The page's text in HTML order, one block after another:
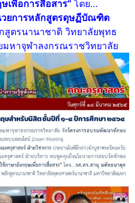
เพื่อการสื่อสาร” โดย…
ยการหลักสูตรดุษฏีบัณฑิต
สูตรนานาชาติ วิทยาลัยพุทธ
หาจุฬาลงกรณราชวิทยาลัย